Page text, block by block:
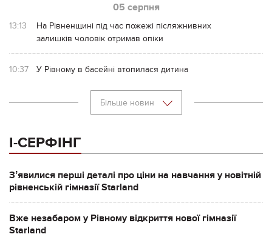
05 серпня
13:13
На Рівненщині під час пожежі післяжнивних
залишків чоловік отримав опіки
10:37 У Рівному в басейні втопилася дитина
Більше новин
І-СЕРФІНГ
Зʼявилися перші деталі про ціни на навчання у новітній
рівненській гімназії Starland
Вже незабаром у Рівному відкриття нової гімназії
Starland